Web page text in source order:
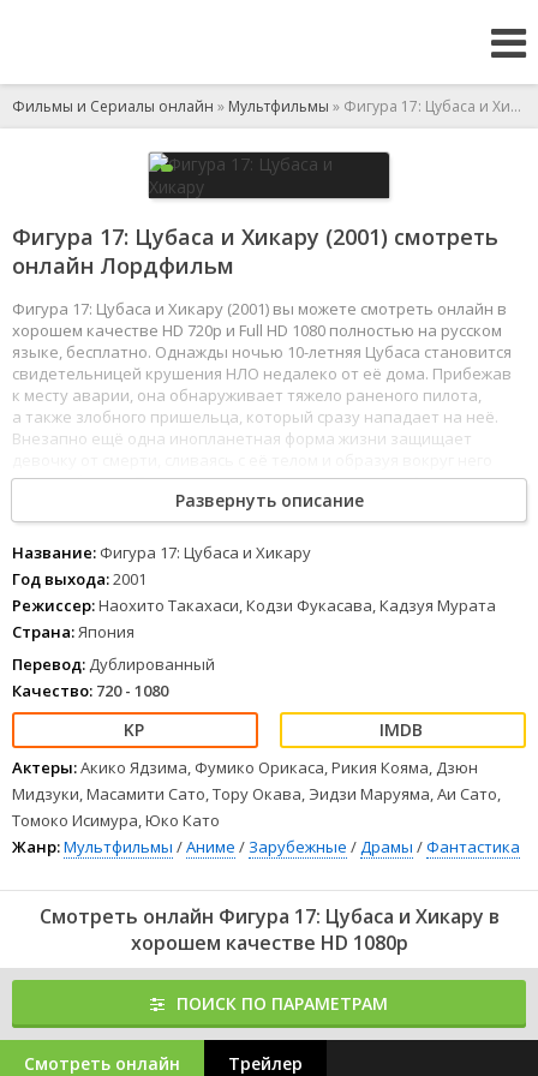
Фильмы и Сериалы онлайн » Мультфильмы » Фигура 17: Цубаса и Хикару
Фигура 17: Цубаса и Хикару (2001) смотреть
онлайн Лордфильм
Фигура 17: Цубаса и Хикару (2001) вы можете смотреть онлайн в
хорошем качестве HD 720p и Full HD 1080 полностью на русском
языке, бесплатно. Однажды ночью 10-летняя Цубаса становится
свидетельницей крушения НЛО недалеко от её дома. Прибежав
к месту аварии, она обнаруживает тяжело раненого пилота,
а также злобного пришельца, который сразу нападает на неё.
Внезапно ещё одна инопланетная форма жизни защищает
боевую броню. После отражения атаки космический защитник
превращается в точную копию Цубасы и берёт себе имя Хикару.
12345 678
Развернуть описание
Название: Фигура 17: Цубаса и Хикару
Год выхода:2001
Режиссер:Наохито Такахаси, Кодзи Фукасава, Кадзуя Мурата
Страна:Япония
Перевод: Дублированный
Качество: 720 - 1080
Актеры:Акико Ядзима, Фумико Орикаса, Рикия Кояма, Дзюн
Мидзуки, Масамити Сато, Тору Окава, Эидзи Маруяма, Аи Сато,
Томоко Исимура, Юко Като
Жанр:Мультфильмы /Аниме / Зарубежные /Драмы /Фантастика
Смотреть онлайн Фигура 17: Цубаса и Хикару в
хорошем качестве HD 1080p
ПОИСК ПО ПАРАМЕТРАМ
Смотреть онлайн Трейлер